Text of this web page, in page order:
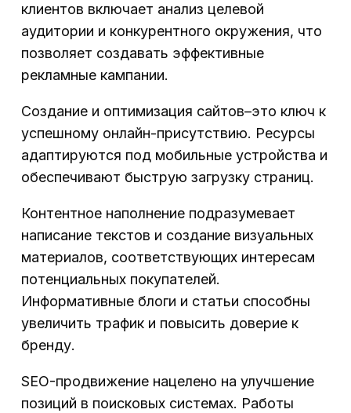
клиентов включает анализ целевой
аудитории и конкурентного окружения, что
позволяет создавать эффективные
рекламные кампании.
Создание и оптимизация сайтов–это ключ к
успешному онлайн-присутствию. Ресурсы
адаптируются под мобильные устройства и
обеспечивают быструю загрузку страниц.
Контентное наполнение подразумевает
написание текстов и создание визуальных
материалов, соответствующих интересам
потенциальных покупателей.
Информативные блоги и статьи способны
увеличить трафик и повысить доверие к
бренду.
SEO-продвижение нацелено на улучшение
позиций в поисковых системах. Работы